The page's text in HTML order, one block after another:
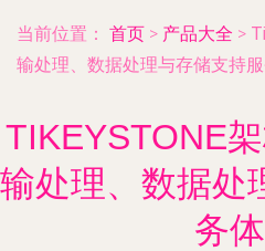
当前位置： 首页 > 产品大全 >
输处理、数据处理与存储支持
TIKEYSTONE
输处理、数据处
务